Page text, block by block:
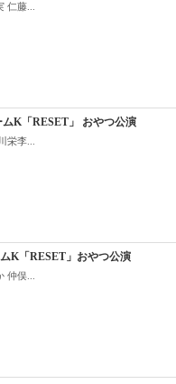
仁藤...
ムK「RESET」 おやつ公演
栄李...
K「RESET」おやつ公演
仲俣...